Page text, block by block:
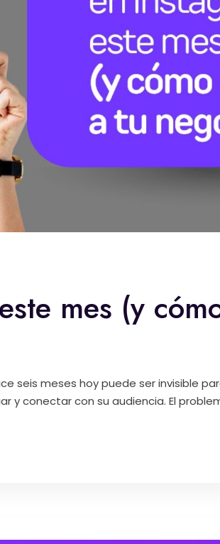
mes (y
seis meses hoy puede ser invisible
conectar con su audiencia. El